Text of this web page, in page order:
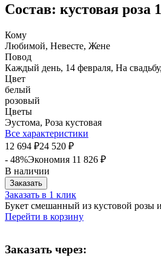
Состав: кустовая роза
Кому
Любимой, Невесте, Жене
Повод
Каждый день, 14 февраля, На
Цвет
белый
розовый
Цветы
Эустома, Роза кустовая
Все характеристики
12 694 ₽24 520 ₽
- 48%Экономия 11 826 ₽
В наличии
Заказать
Заказать в 1 клик
Букет смешанный из кустовой розы
Перейти в корзину
Заказать через: